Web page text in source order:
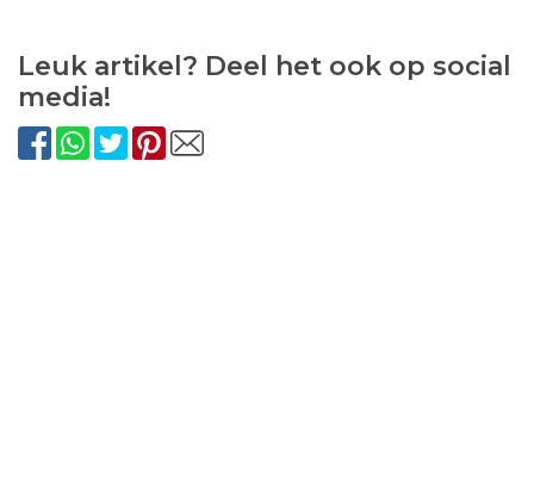
Leuk artikel? Deel het ook op social
media!